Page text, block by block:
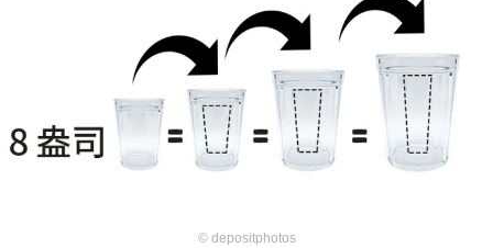
© depositphotos